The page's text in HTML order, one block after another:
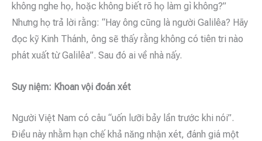
không nghe họ, hoặc không biết rõ họ làm gì không?”
Nhưng họ trả lời rằng: “Hay ông cũng là người Galilêa? Hãy
đọc kỹ Kinh Thánh, ông sẽ thấy rằng không có tiên tri nào
phát xuất từ Galilêa”. Sau đó ai về nhà nấy.
Suy niệm: Khoan vội đoán xét
Người Việt Nam có câu “uốn lưỡi bảy lần trước khi nói”.
Điều này nhằm hạn chế khả năng nhận xét, đánh giá một